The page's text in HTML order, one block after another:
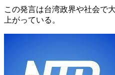
この発言は台湾政界や社会で
上がっている。